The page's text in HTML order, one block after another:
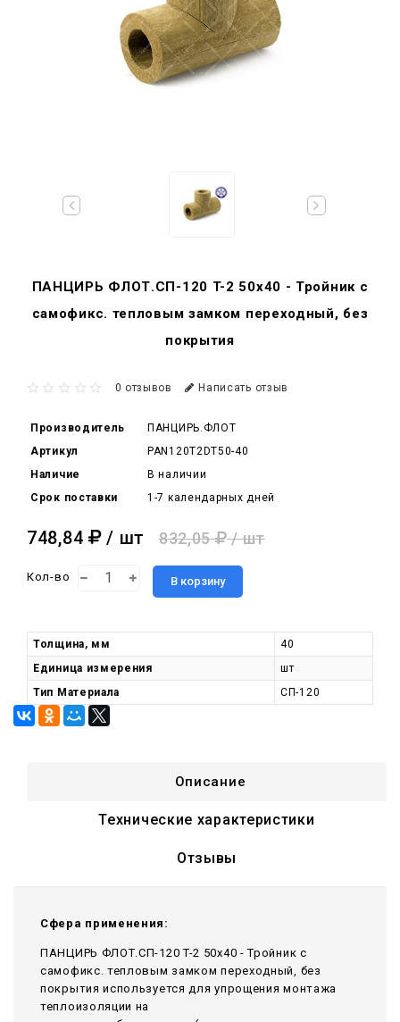
ПАНЦИРЬ ФЛОТ.СП-120 T-2 50x40 - Тройник c
самофикс. тепловым замком переходный, без
покрытия
0 отзывов Написать отзыв
Производитель
ПАНЦИРЬ.ФЛОТ
Артикул
PAN120T2DT50-40
Наличие
В наличии
Срок поставки
1-7 календарных дней
748,84 / шт 832,05 / шт
Кол-во В корзину
Толщина, мм
40
Единица измерения
шт
Тип Материала
СП-120
Описание
Технические характеристики
Отзывы
Сфера применения:
ПАНЦИРЬ ФЛОТ.СП-120 T-2 50x40 - Тройник c
самофикс. тепловым замком переходный, без
покрытия используется для упрощения монтажа
теплоизоляции на